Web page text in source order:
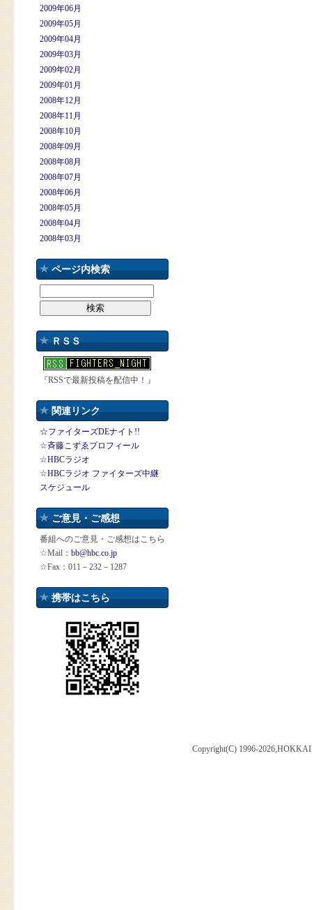
2009年06月
2009年05月
2009年04月
2009年03月
2009年02月
2009年01月
2008年12月
2008年11月
2008年10月
2008年09月
2008年08月
2008年07月
2008年06月
2008年05月
2008年04月
2008年03月
ページ内検索
ＲＳＳ
『RSSで最新投稿を配信中！』
関連リンク
☆ファイターズDEナイト!!
☆斉藤こずゑプロフィール
☆HBCラジオ
☆HBCラジオ ファイターズ中継
スケジュール
ご意見・ご感想
番組へのご意見・ご感想はこちら
☆Mail： bb@hbc.co.jp
☆Fax：011－232－1287
携帯はこちら
Copyright(C) 1996-